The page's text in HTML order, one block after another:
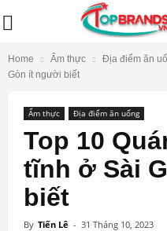
Home Ẩm thực Địa điểm ăn
Gòn ít người biết
Ẩm thực Địa điểm ăn uống
Top 10
tĩnh ở Sài
biết
By Tiến Lê - 31 Tháng 10, 2023